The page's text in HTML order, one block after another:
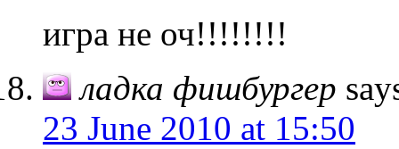
игра не оч!!!!!!!!
ладка фишбургер
23 June 2010 at 15:50